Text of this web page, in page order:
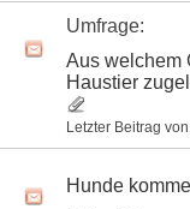
Umfrage:
Aus welchem
Haustier
Letzter Beitrag von
Hunde